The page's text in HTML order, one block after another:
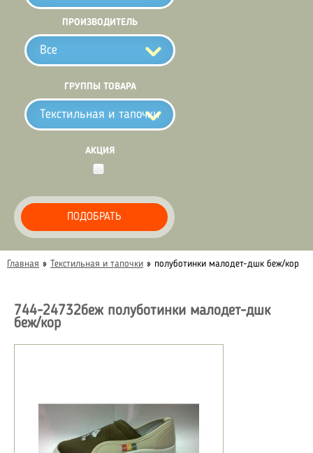
ПРОИЗВОДИТЕЛЬ
Все
ГРУППЫ ТОВАРА
Текстильная и тапочки
АКЦИЯ
ПОДОБРАТЬ
Главная » Текстильная и тапочки » полуботинки малодет-дшк беж/кор
744-24732беж полуботинки малодет-дшк
беж/кор